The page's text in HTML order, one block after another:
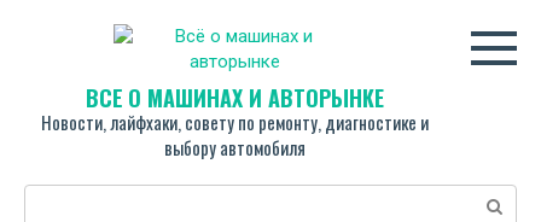
ВСЁ О МАШИНАХ И АВТОРЫНКЕ
Новости, лайфхаки, совету по ремонту, диагностике и
выбору автомобиля
Поиск: